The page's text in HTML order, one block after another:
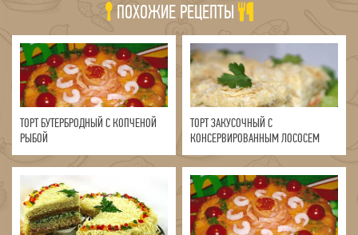
ПОХОЖИЕ РЕЦЕПТЫ
ТОРТ БУТЕРБРОДНЫЙ С КОПЧЕНОЙ
РЫБОЙ
ТОРТ ЗАКУСОЧНЫЙ С
КОНСЕРВИРОВАННЫМ ЛОСОСЕМ